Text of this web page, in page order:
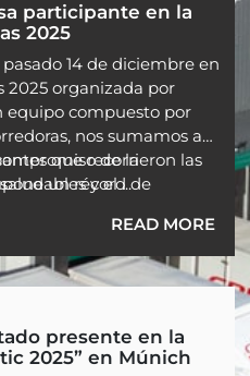
participante en la
2025
14 de diciembre en
2025 organizada por
equipo compuesto por
nos sumamos a
que recorrieron las
un récord de
de la
y el ...
READ MORE
presente en la
2025” en Múnich